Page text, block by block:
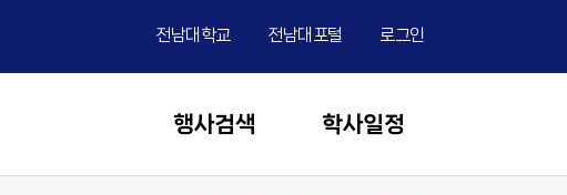
전남대학교 전남대포털 로그인
행사검색 학사일정